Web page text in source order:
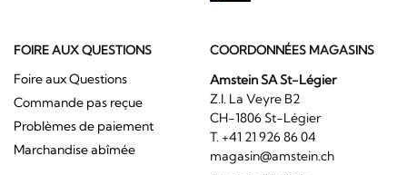
FOIRE AUX QUESTIONS
Foire aux Questions
Commande pas reçue
Problèmes de paiement
Marchandise abîmée
COORDONNÉES MAGASINS
Amstein SA St-Légier
Z.I. La Veyre B2
CH-1806 St-Légier
T. +41 21 926 86 04
magasin@amstein.ch